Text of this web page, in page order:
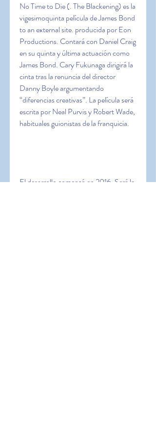
No Time to Die (. The Blackening) es la
vigesimoquinta película de James Bond
to an external site. producida por Eon
Productions. Contará con Daniel Craig
en su quinta y última actuación como
James Bond. Cary Fukunaga dirigirá la
cinta tras la renuncia del director
Danny Boyle argumentando
“diferencias creativas”. La película será
escrita por Neal Purvis y Robert Wade,
habituales guionistas de la franquicia.
El desarrollo comenzó en 2016. Será la